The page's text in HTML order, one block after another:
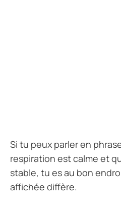
Si tu peux parler en
respiration est calme et
stable, tu es au bon
affichée diffère.